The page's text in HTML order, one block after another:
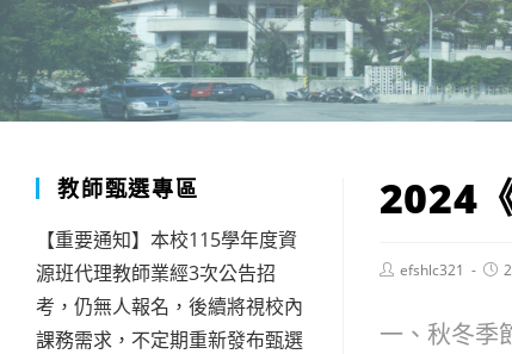
2024
Postefshlc321
Post
一、秋冬季
教師甄選專區
【重要通知】本校115學年度資
源班代理教師業經3次公告招
考，仍無人報名，後續將視校內
課務需求，不定期重新發布甄選